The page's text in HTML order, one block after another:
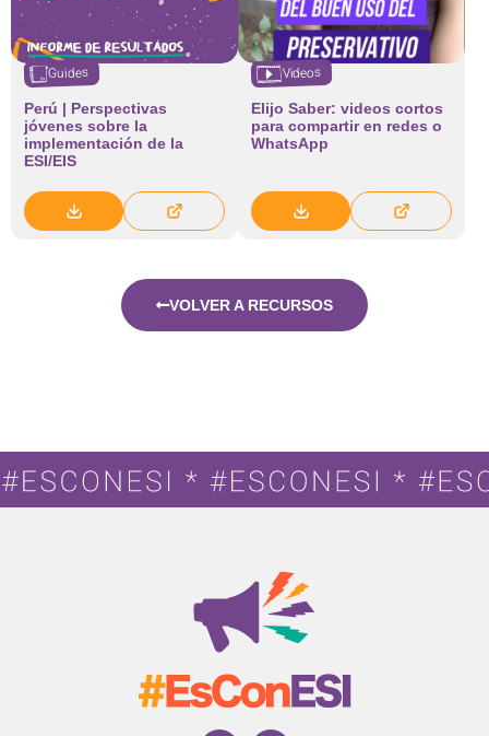
Guides
Perú | Perspectivas
jóvenes sobre la
implementación de la
ESI/EIS
Videos
Elijo Saber: videos cortos
para compartir en redes o
WhatsApp
VOLVER A RECURSOS